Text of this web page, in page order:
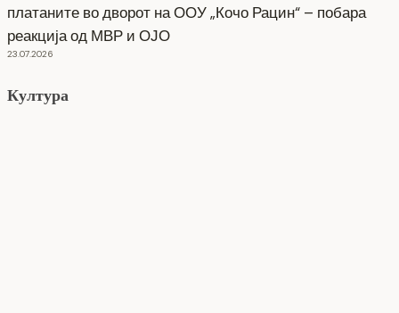
платаните во дворот на ООУ „Кочо Рацин“ – побара
реакција од МВР и ОЈО
23.07.2026
Култура